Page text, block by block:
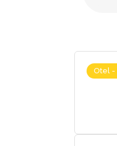
Otel -